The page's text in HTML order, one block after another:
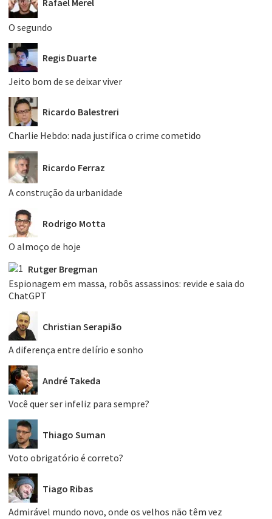
O segundo
Regis Duarte
Jeito bom de se deixar viver
Ricardo Balestreri
Charlie Hebdo: nada justifica o crime cometido
Ricardo Ferraz
A construção da urbanidade
Rodrigo Motta
O almoço de hoje
Rutger Bregman
Espionagem em massa, robôs assassinos: revide e saia do
ChatGPT
Christian Serapião
A diferença entre delírio e sonho
André Takeda
Você quer ser infeliz para sempre?
Thiago Suman
Voto obrigatório é correto?
Tiago Ribas
Admirável mundo novo, onde os velhos não têm vez